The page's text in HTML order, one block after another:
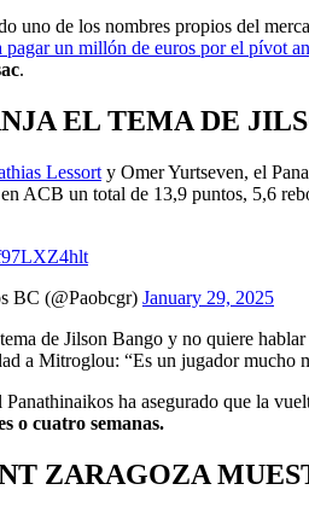
uno de los nombres propios del
pagar un millón de euros por el pívot
.
EL TEMA DE
Lessort y Omer Yurtseven, el
ACB un total de 13,9 puntos, 5,6
BC (@Paobcgr) January 29, 2025
de Jilson Bango y no quiere
a Mitroglou: “Es un jugador mucho
ha asegurado que la
o cuatro semanas.
ZARAGOZA